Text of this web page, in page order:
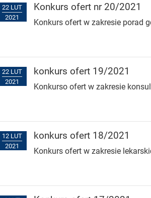
22 LUT
2021
Konkurs ofert nr 20/2021
Konkurs ofert w zakresie porad
22 LUT
2021
konkurs ofert 19/2021
Konkurso ofert w zakresie
12 LUT
2021
konkurs ofert 18/2021
Konkurs ofert w zakresie